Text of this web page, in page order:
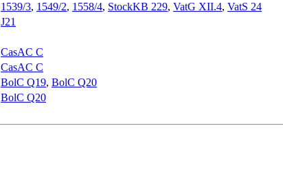
1539/3, 1549/2, 1558/4, StockKB 229, VatG XII.4, VatS 24
J21
CasAC C
CasAC C
BolC Q19, BolC Q20
BolC Q20